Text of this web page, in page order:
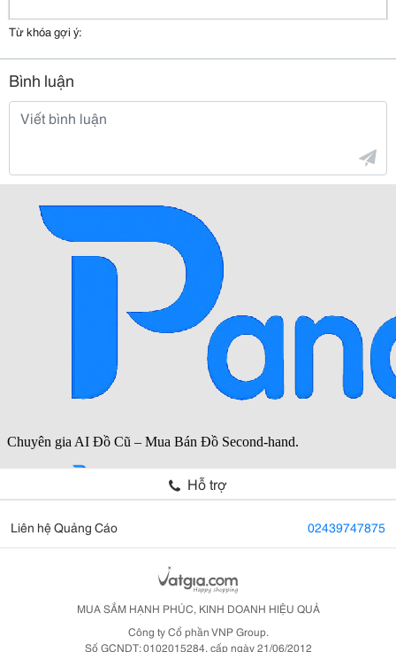
Từ khóa gợi ý:
Bình luận
Hỗ trợ
Liên hệ Quảng Cáo 02439747875
MUA SẮM HẠNH PHÚC, KINH DOANH HIỆU QUẢ
Công ty Cổ phần VNP Group.
Số GCNDT: 0102015284, cấp ngày 21/06/2012